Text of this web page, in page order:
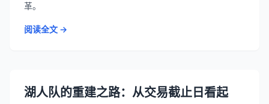
革。
阅读全文 →
湖人队的重建之路：从交易截止日看起